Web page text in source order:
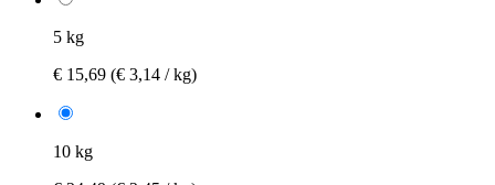
5 kg
€ 15,69 (€ 3,14 / kg)
10 kg